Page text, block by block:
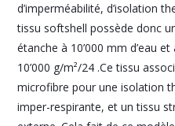
d’imperméabilité, d’isolation
tissu softshell possède donc
étanche à 10’000 mm d’eau
10’000 g/m²/24 .Ce tissu
microfibre pour une isolation
imper-respirante, et un tissu